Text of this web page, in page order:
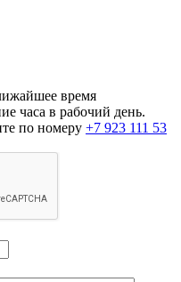
время
часа в рабочий день.
по номеру +7 923 111 53